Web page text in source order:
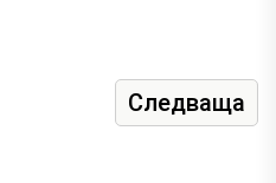
Следваща